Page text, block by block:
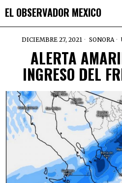
EL OBSERVADOR MEXICO
DICIEMBRE 27, 2021 SONORA
ALERTA
INGRESO DEL